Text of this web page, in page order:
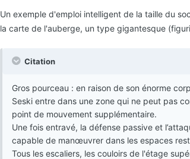
Un exemple d'emploi intelligent de la taille du
la carte de l'auberge, un type gigantesque
Citation
Gros pourceau : en raison de son énorme
Seski entre dans une zone qui ne peut pas
point de mouvement supplémentaire.
Une fois entravé, la défense passive et
capable de manœuvrer dans les espaces
Tous les escaliers, les couloirs de l'étage